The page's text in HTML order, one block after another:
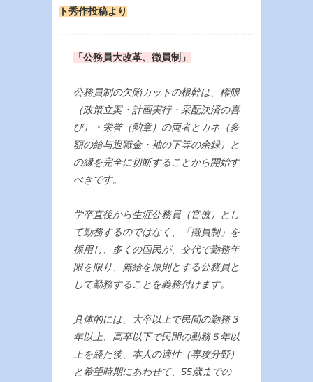
ト秀作投稿より
「公務員大改革、徴員制」
公務員制の欠陥カットの根幹は、権限
（政策立案・計画実行・采配決済の喜
び）・栄誉（勲章）の両者とカネ（多
額の給与退職金・袖の下等の余録）と
の縁を完全に切断することから開始す
べきです。
学卒直後から生涯公務員（官僚）とし
て勤務するのではなく、「徴員制」を
採用し、多くの国民が、交代で勤務年
限を限り、無給を原則とする公務員と
して勤務することを義務付けます。
具体的には、大卒以上で民間の勤務３
年以上、高卒以下で民間の勤務５年以
上を経た後、本人の適性（専攻分野）
と希望時期にあわせて、55歳までの